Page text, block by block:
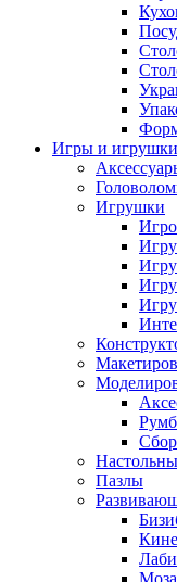
Игры и игрушки
Игрушки
Пазлы